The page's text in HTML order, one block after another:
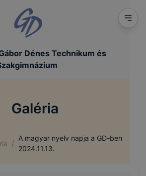
Dénes Technikum és
Galéria
/
A magyar nyelv napja a GD-ben
2024.11.13.